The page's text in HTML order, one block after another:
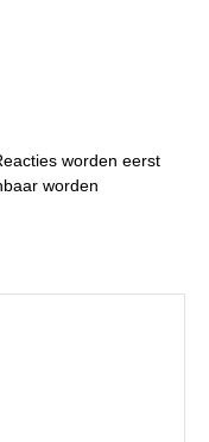
worden eerst
worden